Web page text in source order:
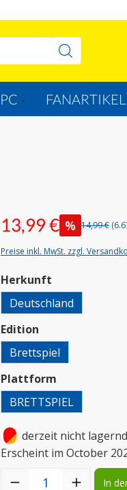
PC FANARTIKEL
13,99 € % 14,99 €
Preise inkl. MwSt. zzgl.
Herkunft
Deutschland
Edition
Brettspiel
Plattform
BRETTSPIEL
•
derzeit nicht lagernd
Erscheint im October
Produkt Anzahl: Gib den
In